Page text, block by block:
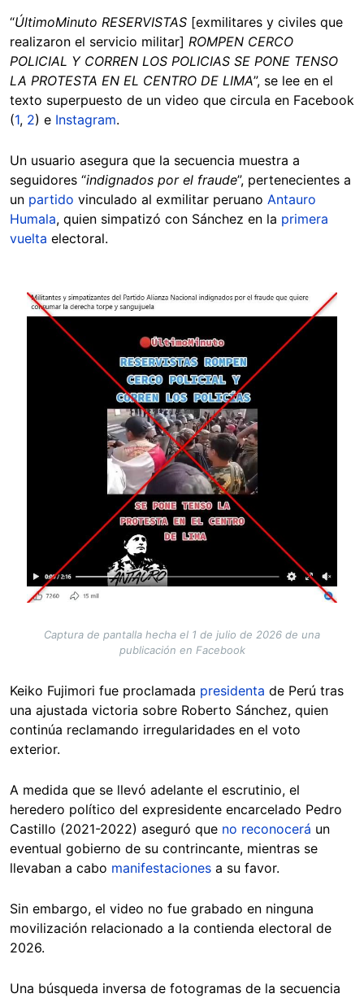
“ÚltimoMinuto RESERVISTAS [exmilitares y civiles que
realizaron el servicio militar] ROMPEN CERCO
POLICIAL Y CORREN LOS POLICIAS SE PONE TENSO
LA PROTESTA EN EL CENTRO DE LIMA”, se lee en el
texto superpuesto de un video que circula en Facebook
(1, 2) e Instagram.
Un usuario asegura que la secuencia muestra a
seguidores “indignados por el fraude”, pertenecientes a
un partido vinculado al exmilitar peruano Antauro
Humala, quien simpatizó con Sánchez en la primera
vuelta electoral.
Image
Captura de pantalla hecha el 1 de julio de 2026 de una
publicación en Facebook
Keiko Fujimori fue proclamada presidenta de Perú tras
una ajustada victoria sobre Roberto Sánchez, quien
continúa reclamando irregularidades en el voto
exterior.
A medida que se llevó adelante el escrutinio, el
heredero político del expresidente encarcelado Pedro
Castillo (2021-2022) aseguró que no reconocerá un
eventual gobierno de su contrincante, mientras se
llevaban a cabo manifestaciones a su favor.
Sin embargo, el video no fue grabado en ninguna
movilización relacionado a la contienda electoral de
2026.
Una búsqueda inversa de fotogramas de la secuencia